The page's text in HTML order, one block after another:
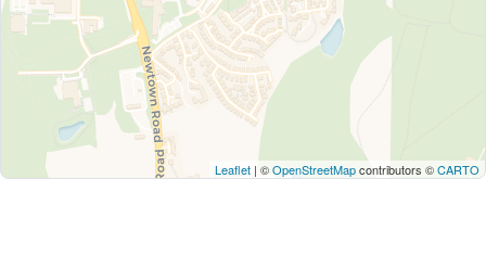
Leaflet | ©OpenStreetMapcontributors ©CARTO